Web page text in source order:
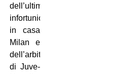
dell’ultimo
infortunio
in casa
Milan e
dell’arbitro
di Juve-